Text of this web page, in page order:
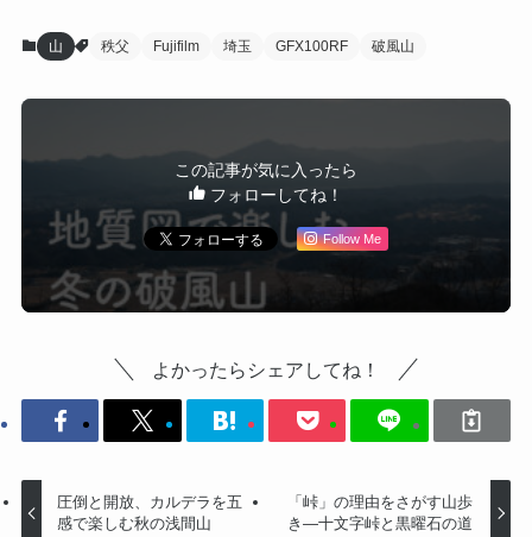
山 秩父 Fujifilm 埼玉 GFX100RF 破風山
この記事が気に入ったら
フォローしてね！
Follow Me
よかったらシェアしてね！
圧倒と開放、カルデラを五
感で楽しむ秋の浅間山
「峠」の理由をさがす山歩
き―十文字峠と黒曜石の道